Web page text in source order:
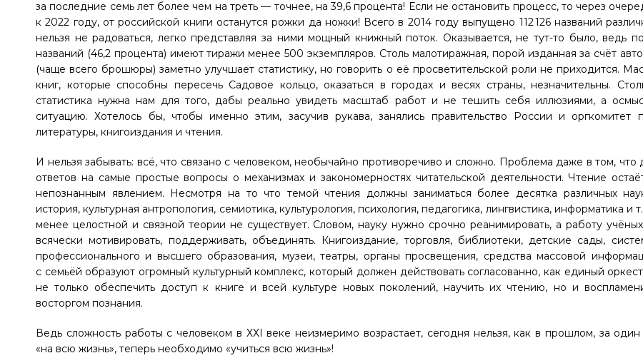
за последние семь лет более чем на треть — точнее, на 39,6 процента! Если не остановить процесс, то через
к 2022 году, от российской книги останутся рожки да ножки! Всего в 2014 году выпущено 112 126 названий
нельзя не радоваться, легко представляя за ними мощный книжный поток. Оказывается, не тут-то было, ведь
названий (46,2 процента) имеют тиражи менее 500 экземпляров. Столь малотиражная, порой изданная за счёт
(чаще всего брошюры) заметно улучшает статистику, но говорить о её просветительской роли не приходится.
книг, которые способны пересечь Садовое кольцо, оказаться в городах и весях страны, незначительны.
статистика нужна нам для того, дабы реально увидеть масштаб работ и не тешить себя иллюзиями, а
ситуацию. Хотелось бы, чтобы именно этим, засучив рукава, занялись правительство России и оргкомитет
литературы, книгоиздания и чтения.
И нельзя забывать: всё, что связано с человеком, необычайно противоречиво и сложно. Проблема даже в том, что
ответов на самые простые вопросы о механизмах и закономерностях читательской деятельности. Чтение
непознанным явлением. Несмотря на то что темой чтения должны заниматься более десятка различных
история, культурная антропология, семиотика, культурология, психология, педагогика, лингвистика, информатикаи
менее целостной и связной теории не существует. Словом, науку нужно срочно реанимировать, а работу
всячески мотивировать, поддерживать, объединять. Книгоиздание, торговля, библиотеки, детские сады,
профессионального и высшего образования, музеи, театры, органы просвещения, средства массовой
с семьёй образуют огромный культурный комплекс, который должен действовать согласованно, как единый
не только обеспечить доступ к книге и всей культуре новых поколений, научить их чтению, но и
восторгом познания.
Ведь сложность работы с человеком в ХХI веке неизмеримо возрастает, сегодня нельзя, как в прошлом, за один
«на всю жизнь», теперь необходимо «учиться всю жизнь»!